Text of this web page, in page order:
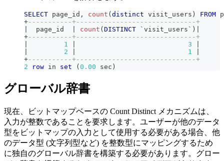
SELECT page_id , count ( distinct visit_users ) FROM
+-----------+------------------------------+
  page_id
count ( DISTINCT ` visit_users ` )
+-----------+------------------------------+
1 3
2 1
+-----------+------------------------------+
2
row in set ( 0.00 sec )
グローバル辞書
現在、ビットマップベースの Count Distinct メカニズムは、
入力が整数であることを要求します。ユーザーが他のデータ
型をビットマップの入力として使用する必要がある場合、他
のデータ型 (文字列型など) を整数型にマッピングするため
に独自のグローバル辞書を構築する必要があります。グロー